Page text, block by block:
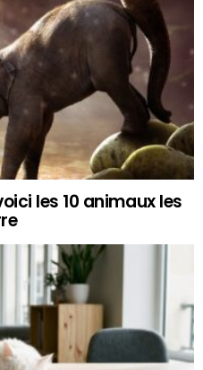
les 10 animaux les